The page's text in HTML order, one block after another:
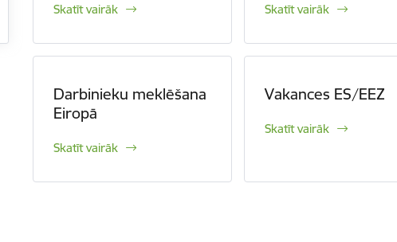
Skatīt vairāk Skatīt vairāk
Darbinieku meklēšana
Eiropā
Skatīt vairāk
Vakances ES/EEZ
Skatīt vairāk